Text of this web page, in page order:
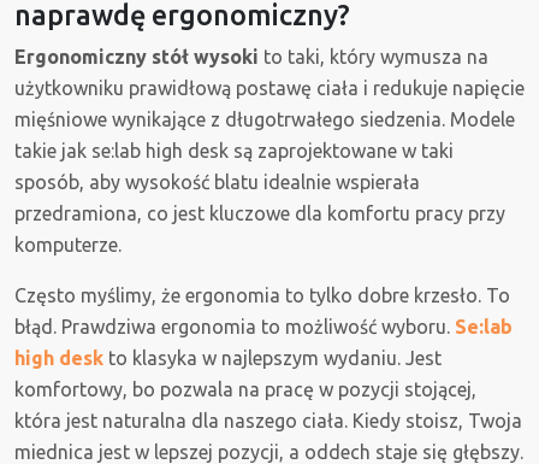
naprawdę ergonomiczny?
Ergonomiczny stół wysoki to taki, który wymusza na
użytkowniku prawidłową postawę ciała i redukuje napięcie
mięśniowe wynikające z długotrwałego siedzenia. Modele
takie jak se:lab high desk są zaprojektowane w taki
sposób, aby wysokość blatu idealnie wspierała
przedramiona, co jest kluczowe dla komfortu pracy przy
komputerze.
Często myślimy, że ergonomia to tylko dobre krzesło. To
błąd. Prawdziwa ergonomia to możliwość wyboru. Se:lab
high desk to klasyka w najlepszym wydaniu. Jest
komfortowy, bo pozwala na pracę w pozycji stojącej,
która jest naturalna dla naszego ciała. Kiedy stoisz, Twoja
miednica jest w lepszej pozycji, a oddech staje się głębszy.